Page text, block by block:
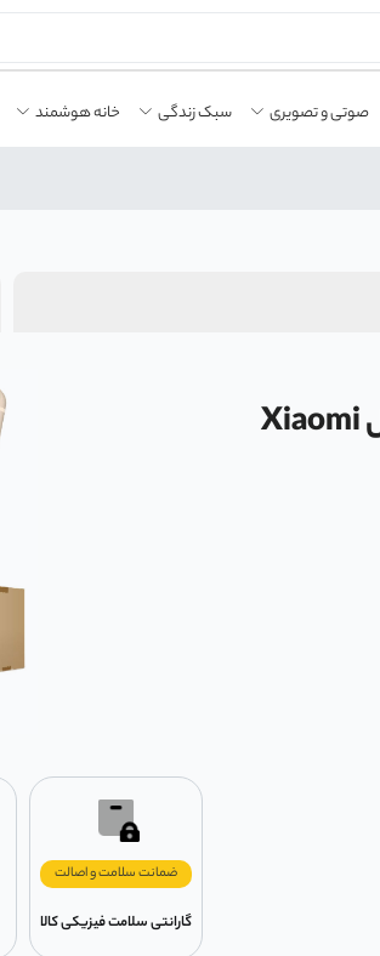
صوتی و تصویری سبک زندگی خانه هوشمند
ماشین اصلاح موی سر و صورت تریمر شیائومی مدل Xiaomi
ضمانت سلامت و اصالت
گارانتی سلامت فیزیکی کالا